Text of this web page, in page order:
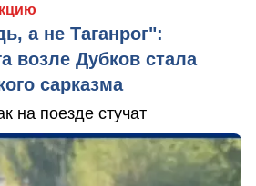
а не Таганрог":
возле Дубков стала
сарказма
на поезде стучат